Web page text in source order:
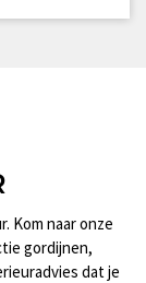
Kom naar onze
gordijnen,
dat je